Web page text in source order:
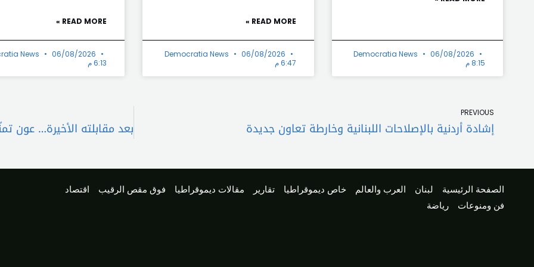
Democratia News
06/08/2026
8:15 م
READ MORE »
Democratia News
06/08/2026
6:47 م
READ MORE »
News
06/08/2026
6:13 م
PREVIOUS
إشادة أردنية بالإصلاحات اللبنانية وخارطة تعاون جديدة
الصفحة الرئيسية لبنان العرب والعالم خاص ديموقراطيا تقارير مقالات ديموقراطيا فوق مقص الرقيب
اقتصاد
فن ومنوعات
رياضة